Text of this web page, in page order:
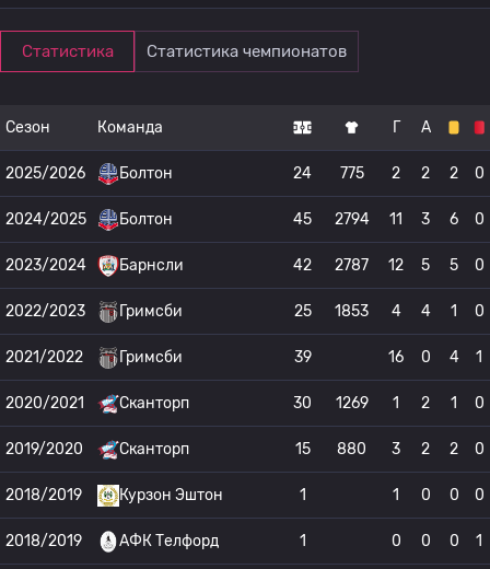
Статистика Статистика чемпионатов
Сезон Команда Г А
2025/2026 Болтон 24 775 2 2 2 0
2024/2025 Болтон 45 2794 11 3 6 0
2023/2024 Барнсли 42 2787 12 5 5 0
2022/2023 Гримсби 25 1853 4 4 1 0
2021/2022 Гримсби 39 16 0 4 1
2020/2021 Сканторп 30 1269 1 2 1 0
2019/2020 Сканторп 15 880 3 2 2 0
2018/2019 Курзон Эштон 1 1 0 0 0
2018/2019 АФК Телфорд 1 0 0 0 1